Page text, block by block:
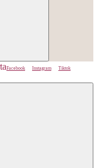
Facebook Instagram
Tiktok